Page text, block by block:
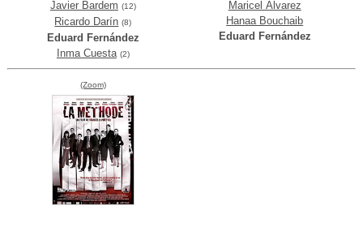
Javier Bardem (12)
Ricardo Darín (8)
Eduard Fernández
Inma Cuesta (2)
Maricel Álvarez
Hanaa Bouchaib
Eduard Fernández
(Zoom)